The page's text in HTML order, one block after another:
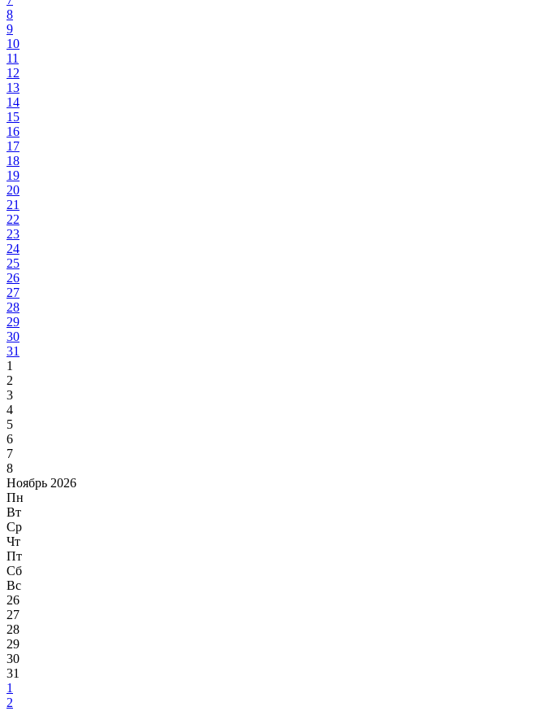
8
9
10
11
12
13
14
15
16
17
18
19
20
21
22
23
24
25
26
27
28
29
30
31
1
2
3
4
5
6
7
8
Ноябрь 2026
Пн
Вт
Ср
Чт
Пт
Сб
Вс
26
27
28
29
30
31
1
2